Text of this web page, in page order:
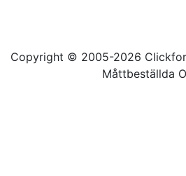
Copyright © 2005-2026
Måttbeställda